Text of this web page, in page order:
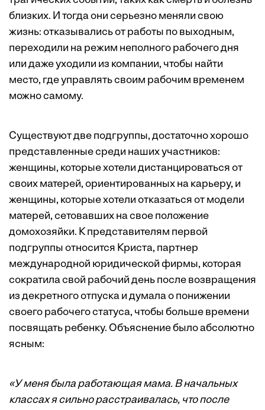
близких. И тогда они серьезно меняли свою
жизнь: отказывались от работы по выходным,
переходили на режим неполного рабочего дня
или даже уходили из компании, чтобы найти
место, где управлять своим рабочим временем
можно самому.
Существуют две подгруппы, достаточно хорошо
представленные среди наших участников:
женщины, которые хотели дистанцироваться от
своих матерей, ориентированных на карьеру, и
женщины, которые хотели отказаться от модели
матерей, сетовавших на свое положение
домохозяйки. К представителям первой
подгруппы относится Криста, партнер
международной юридической фирмы, которая
сократила свой рабочий день после возвращения
из декретного отпуска и думала о понижении
своего рабочего статуса, чтобы больше времени
посвящать ребенку. Объяснение было абсолютно
ясным:
«У меня была работающая мама. В начальных
классах я сильно расстраивалась, что после